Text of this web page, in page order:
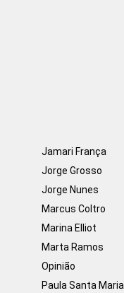
Jamari França
Jorge Grosso
Jorge Nunes
Marcus Coltro
Marina Elliot
Marta Ramos
Opinião
Paula Santa Maria